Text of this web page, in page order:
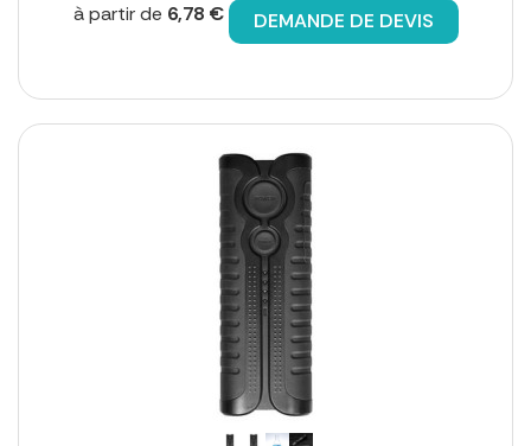
à partir de 6,78 € DEMANDE DE DEVIS